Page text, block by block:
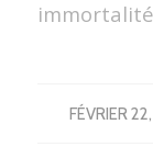
FÉVRIER/